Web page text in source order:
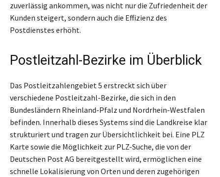
zuverlässig ankommen, was nicht nur die Zufriedenheit der
Kunden steigert, sondern auch die Effizienz des
Postdienstes erhöht.
Postleitzahl-Bezirke im Überblick
Das Postleitzahlengebiet 5 erstreckt sich über
verschiedene Postleitzahl-Bezirke, die sich in den
Bundesländern Rheinland-Pfalz und Nordrhein-Westfalen
befinden. Innerhalb dieses Systems sind die Landkreise klar
strukturiert und tragen zur Übersichtlichkeit bei. Eine PLZ
Karte sowie die Möglichkeit zur PLZ-Suche, die von der
Deutschen Post AG bereitgestellt wird, ermöglichen eine
schnelle Lokalisierung von Orten und deren zugehörigen